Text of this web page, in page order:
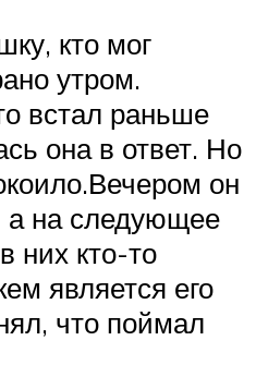
кто мог
утром.
встал раньше
она в ответ. Но
он
а на следующее
них кто-то
является его
что поймал